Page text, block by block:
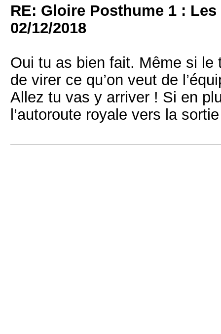
RE: Gloire Posthume 1 :
02/12/2018
Oui tu as bien fait. Même si le
de virer ce qu’on veut de
Allez tu vas y arriver ! Si en
l’autoroute royale vers la